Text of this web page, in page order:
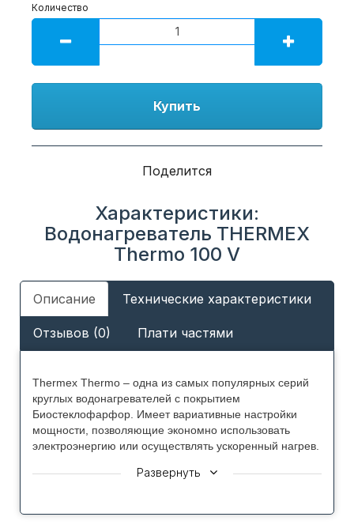
Количество
Купить
Поделится
Характеристики:
Водонагреватель THERMEX
Thermo 100 V
Описание Технические характеристики
Отзывов (0) Плати частями
Thermex Thermo – одна из самых популярных серий
круглых водонагревателей с покрытием
Биостеклофарфор. Имеет вариативные настройки
мощности, позволяющие экономно использовать
электроэнергию или осуществлять ускоренный нагрев.
надежности с экологичностю и простоты управления с
Развернуть